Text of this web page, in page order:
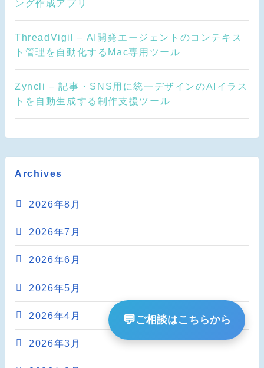
ング作成アプリ
ThreadVigil – AI開発エージェントのコンテキス
ト管理を自動化するMac専用ツール
Zyncli – 記事・SNS用に統一デザインのAIイラス
トを自動生成する制作支援ツール
Archives
2026年8月
2026年7月
2026年6月
2026年5月
2026年4月
2026年3月
💬ご相談はこちらから